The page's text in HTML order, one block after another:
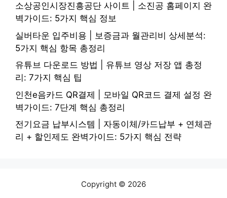
소상공인시장진흥공단 사이트 | 소진공 홈페이지 완
벽가이드: 5가지 핵심 정보
실버타운 입주비용 | 보증금과 월관리비 상세분석:
5가지 핵심 항목 총정리
유튜브 다운로드 방법 | 유튜브 영상 저장 앱 총정
리: 7가지 핵심 팁
인천e음카드 QR결제 | 모바일 QR코드 결제 설정 완
벽가이드: 7단계 핵심 총정리
전기요금 납부시스템 | 자동이체/카드납부 + 연체관
리 + 할인제도 완벽가이드: 5가지 핵심 전략
Copyright © 2026